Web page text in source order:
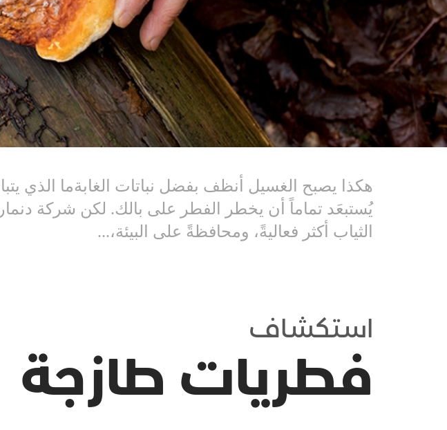
هكذا يصبح الغسيل أنظف بفضل نباتات الغابةما الذي
الثياب أكثر فعاليةً، ومحافظةً على البيئة،...
استكشاف
فطريات طازجة